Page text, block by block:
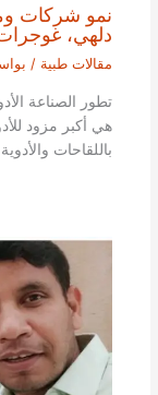
نمو شركات
دلهي،
مقالات طبية /
تطور الصناعة
هي أكبر مزود
باللقاحات